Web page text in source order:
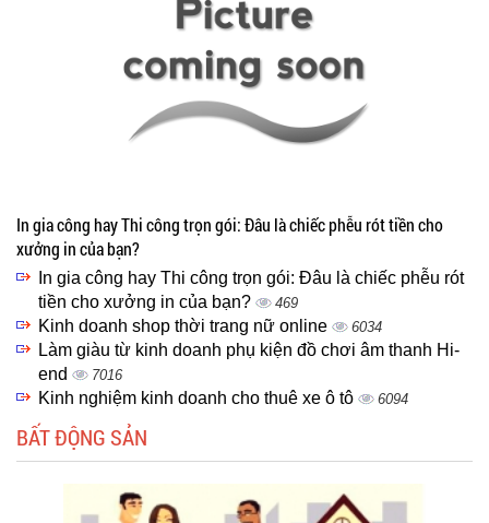
In gia công hay Thi công trọn gói: Đâu là chiếc phễu rót tiền cho
xưởng in của bạn?
In gia công hay Thi công trọn gói: Đâu là chiếc phễu rót
tiền cho xưởng in của bạn?
469
Kinh doanh shop thời trang nữ online 6034
Làm giàu từ kinh doanh phụ kiện đồ chơi âm thanh Hi-
end
7016
Kinh nghiệm kinh doanh cho thuê xe ô tô 6094
BẤT ĐỘNG SẢN